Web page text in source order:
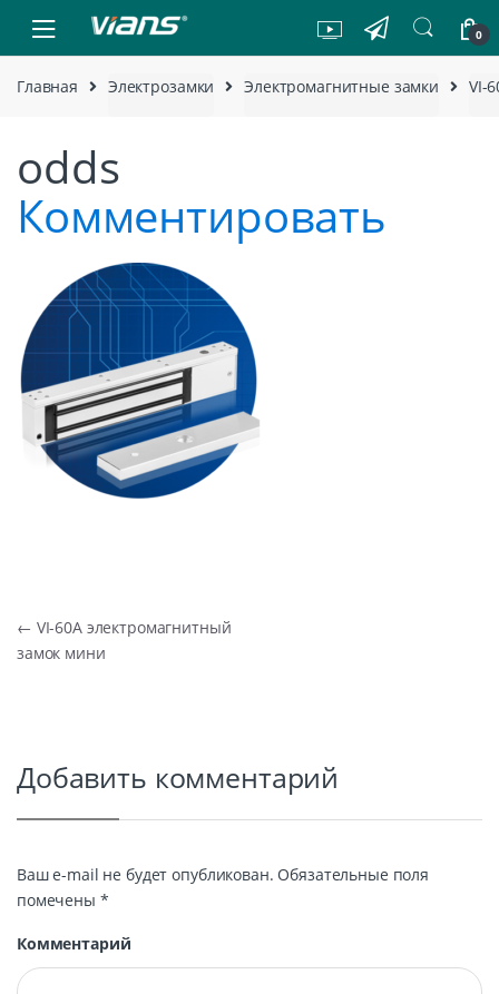
Skip to navigation
Skip to content
0
Главная Электрозамки Электромагнитные замки VI-
odds
Комментировать
Навигация по записям
← VI-60A электромагнитный
замок мини
Добавить комментарий
Ваш e-mail не будет опубликован. Обязательные поля
помечены *
Комментарий